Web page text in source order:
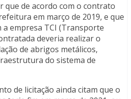
que de acordo com o contrato
em março de 2019, e que
a empresa TCI (Transporte
deveria realizar o
de abrigos metálicos,
do sistema de
de licitação ainda citam que o